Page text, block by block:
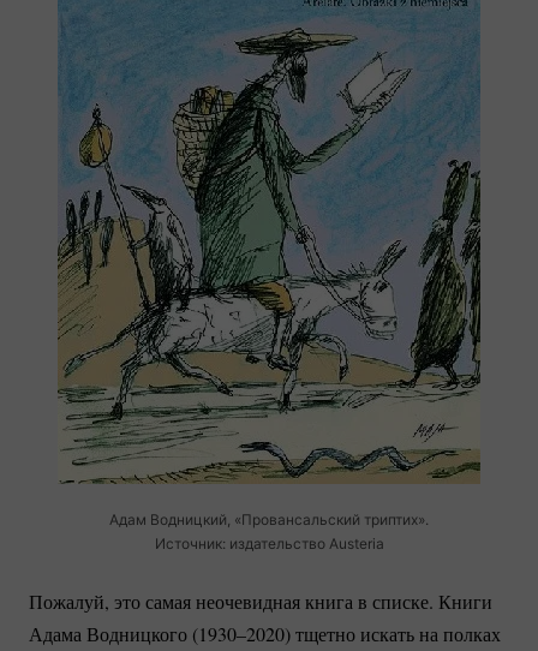
Адам Водницкий, «Провансальский триптих».
Источник: издательство Austeria
Пожалуй, это самая неочевидная книга в списке. Книги
Адама Водницкого (1930–2020) тщетно искать на полках